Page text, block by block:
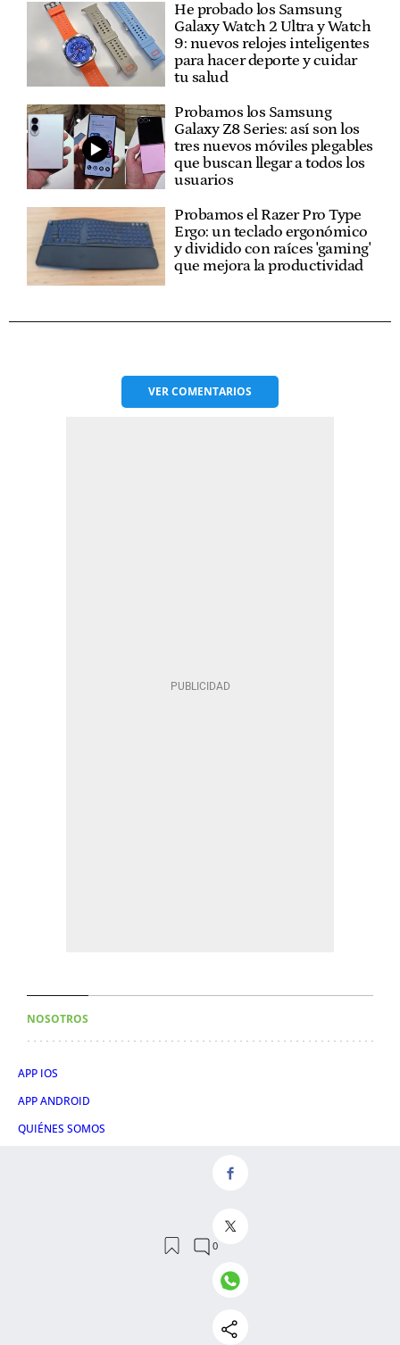
He probado los Samsung
Galaxy Watch 2 Ultra y Watch
9: nuevos relojes inteligentes
para hacer deporte y cuidar
tu salud
Probamos los Samsung
Galaxy Z8 Series: así son los
tres nuevos móviles plegables
que buscan llegar a todos los
usuarios
Probamos el Razer Pro Type
Ergo: un teclado ergonómico
y dividido con raíces 'gaming'
que mejora la productividad
VERCOMENTARIOS
NOSOTROS
APP IOS
APP ANDROID
QUIÉNES SOMOS